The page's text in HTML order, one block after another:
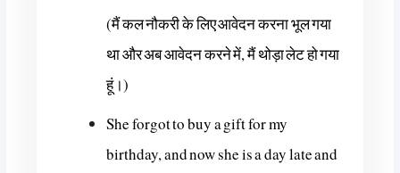
(मैं कल नौकरी के लिए आवेदन करना भूल गया
था और अब आवेदन करने में, मैं थोड़ा लेट हो गया
हूं।)
She forgot to buy a gift for my
birthday, and now she is a day late and